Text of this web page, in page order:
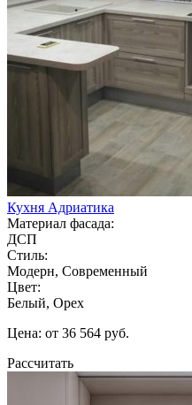
Кухня Адриатика
Материал фасада:
ДСП
Стиль:
Модерн, Современный
Цвет:
Белый, Орех
Цена: от 36 564 руб.
Рассчитать